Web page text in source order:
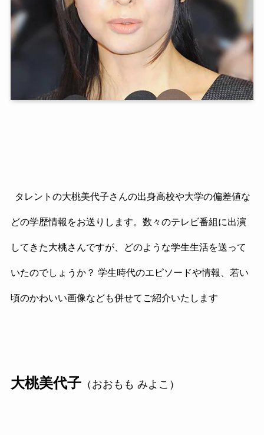
タレントの大桃美代子さんの出身高校や大学の偏差値な
どの学歴情報をお送りします。数々のテレビ番組に出演
してきた大桃さんですが、どのような学生生活を送って
いたのでしょうか？ 学生時代のエピソードや情報、若い
頃のかわいい画像なども併せてご紹介いたします
大桃美代子（おおもも みよこ）